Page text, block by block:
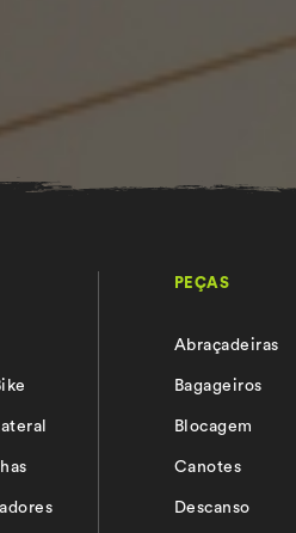
PEÇAS
Abraçadeiras
Bagageiros
Blocagem
Canotes
Descanso